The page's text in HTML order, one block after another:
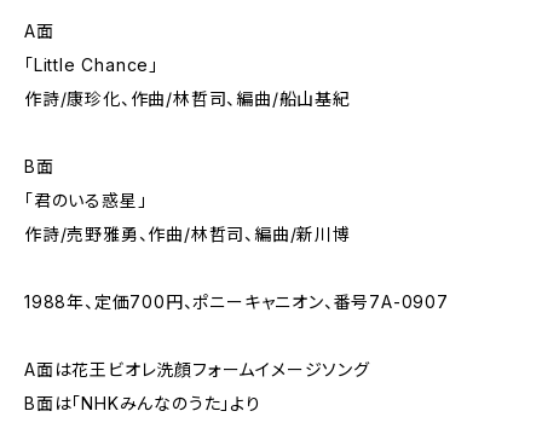
A面
「Little Chance」
作詩/康珍化、作曲/林哲司、編曲/船山基紀
B面
「君のいる惑星」
作詩/売野雅勇、作曲/林哲司、編曲/新川博
1988年、定価700円、ポニーキャニオン、番号7A-0907
A面は花王ビオレ洗顔フォームイメージソング
B面は｢NHKみんなのうた｣より